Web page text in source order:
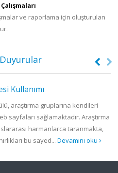
ve raporlama için oluşturulan
Kullanımı
araştırma gruplarına kendileri
sayfaları sağlamaktadır. Araştırma
harmanlarca taranmakta,
bu sayed... Devamını oku